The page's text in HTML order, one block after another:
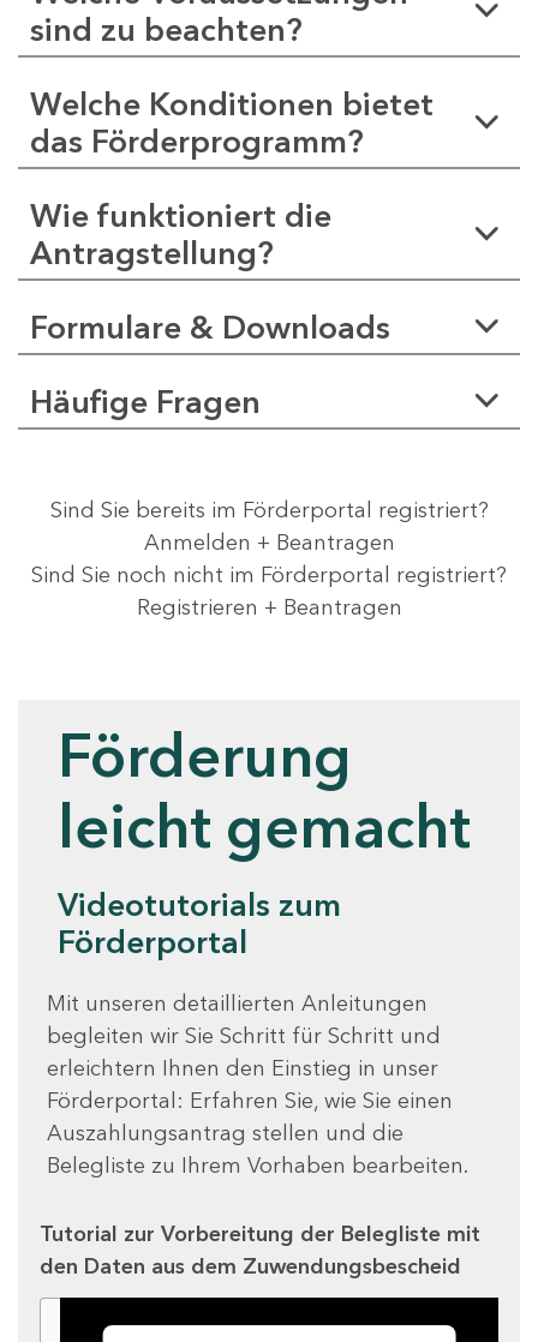
sind zu beachten?
Welche Konditionen bietet
das Förderprogramm?
Wie funktioniert die
Antragstellung?
Formulare & Downloads
Häufige Fragen
Sind Sie bereits im Förderportal registriert?
Anmelden + Beantragen
Sind Sie noch nicht im Förderportal registriert?
Registrieren + Beantragen
Förderung
leicht gemacht
Videotutorials zum
Förderportal
Mit unseren detaillierten Anleitungen
begleiten wir Sie Schritt für Schritt und
erleichtern Ihnen den Einstieg in unser
Förderportal: Erfahren Sie, wie Sie einen
Auszahlungsantrag stellen und die
Belegliste zu Ihrem Vorhaben bearbeiten.
Tutorial zur Vorbereitung der Belegliste mit
den Daten aus dem Zuwendungsbescheid